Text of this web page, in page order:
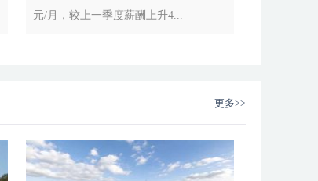
元/月，较上一季度薪酬上升4...
更多>>